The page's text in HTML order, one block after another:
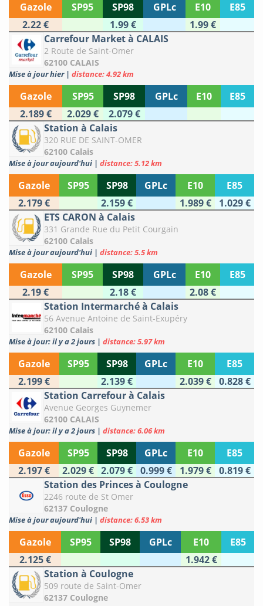
Gazole SP95 SP98 GPLc E10
E85
2.22 €
1.99 €
1.99 €
Carrefour Market à CALAIS
2 Route de Saint-Omer
62100 CALAIS
Mise à jour hier | distance: 4.92 km
Gazole SP95 SP98 GPLc E10
E85
2.189 €
2.029 €
2.079 €
Station à Calais
320 RUE DE SAINT-OMER
62100 Calais
Mise à jour aujourd'hui | distance: 5.12 km
Gazole SP95 SP98 GPLc E10
E85
2.179 €
2.159 € 1.989 €
1.029 €
ETS CARON à Calais
331 Grande Rue du Petit Courgain
62100 Calais
Mise à jour aujourd'hui | distance: 5.5 km
Gazole SP95 SP98 GPLc E10
E85
2.19 €
2.18 €
2.08 €
Station Intermarché à Calais
56 Avenue Antoine de Saint-Exupéry
62100 Calais
Mise à jour: il y a 2 jours | distance: 5.97 km
Gazole SP95 SP98 GPLc E10
E85
2.199 €
2.139 € 2.039 €
0.828 €
Station Carrefour à Calais
Avenue Georges Guynemer
62100 CALAIS
Mise à jour: il y a 2 jours | distance: 6.06 km
Gazole SP95 SP98 GPLc E10
E85
2.197 €
2.029 € 2.079 € 0.999 € 1.979 €
0.819 €
Station des Princes à Coulogne
2246 route de St Omer
62137 Coulogne
Mise à jour aujourd'hui | distance: 6.53 km
Gazole SP95 SP98 GPLc E10
E85
2.125 €
1.942 €
Station à Coulogne
509 route de Saint-Omer
62137 Coulogne